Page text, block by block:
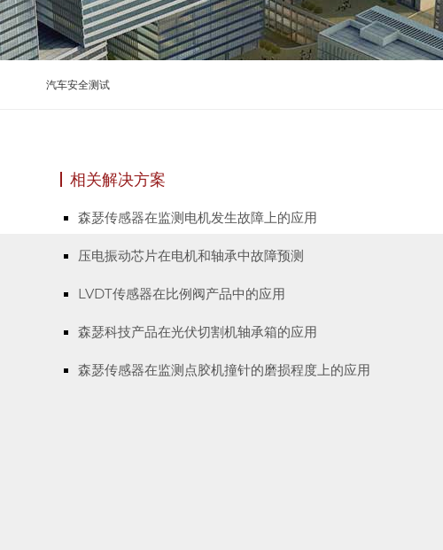
汽车安全测试
相关解决方案
森瑟传感器在监测电机发生故障上的应用
压电振动芯片在电机和轴承中故障预测
LVDT传感器在比例阀产品中的应用
森瑟科技产品在光伏切割机轴承箱的应用
森瑟传感器在监测点胶机撞针的磨损程度上的应用